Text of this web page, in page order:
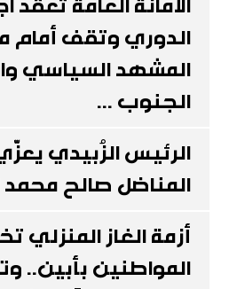
الأمانة العامة تعقد
الدوري وتقف أمام
المشهد السياسي
الجنوب ...
الرئيس الزُبيدي
المناضل صالح محمد
أزمة الغاز المنزلي
المواطنين بأبين..